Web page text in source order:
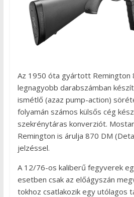
Az 1950 óta gyártott Remington
legnagyobb darabszámban
ismétlő (azaz pump-action)
folyamán számos külsős cég
szekrénytáras konverziót.
Remington is árulja 870 DM
jelzéssel.
A 12/76-os kaliberű fegyverek
esetben csak az előágyszán
tokhoz csatlakozik egy utólagos